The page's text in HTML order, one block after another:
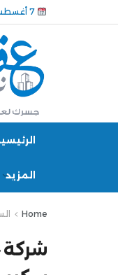
المزيد
Home